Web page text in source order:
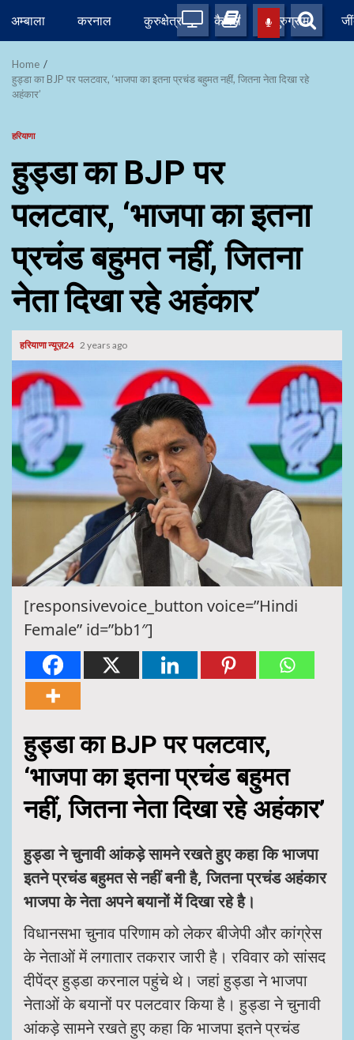
content
अम्बाला करनाल कुरुक्षेत्र कैथल गुरुग्राम
Home
हुड्डा का BJP पर पलटवार, ‘भाजपा का इतना प्रचंड बहुमत नहीं, जितना नेता दिखा रहे
अहंकार’
हरियाणा
हुड्डा का BJP पर
पलटवार, ‘भाजपा का इतना
प्रचंड बहुमत नहीं, जितना
नेता दिखा रहे अहंकार’
हरियाणा न्यूज़24 2 years ago
[responsivevoice_button voice=”Hindi
Female” id=”bb1″]
हुड्डा का BJP पर पलटवार,
‘भाजपा का इतना प्रचंड बहुमत
नहीं, जितना नेता दिखा रहे अहंकार’
हुड्डा ने चुनावी आंकड़े सामने रखते हुए कहा कि भाजपा
इतने प्रचंड बहुमत से नहीं बनी है, जितना प्रचंड अहंकार
भाजपा के नेता अपने बयानों में दिखा रहे है।
विधानसभा चुनाव परिणाम को लेकर बीजेपी और कांग्रेस
के नेताओं में लगातार तकरार जारी है। रविवार को सांसद
दीपेंद्र हुड्डा करनाल पहुंचे थे। जहां हुड्डा ने भाजपा
नेताओं के बयानों पर पलटवार किया है। हुड्डा ने चुनावी
आंकड़े सामने रखते हुए कहा कि भाजपा इतने प्रचंड